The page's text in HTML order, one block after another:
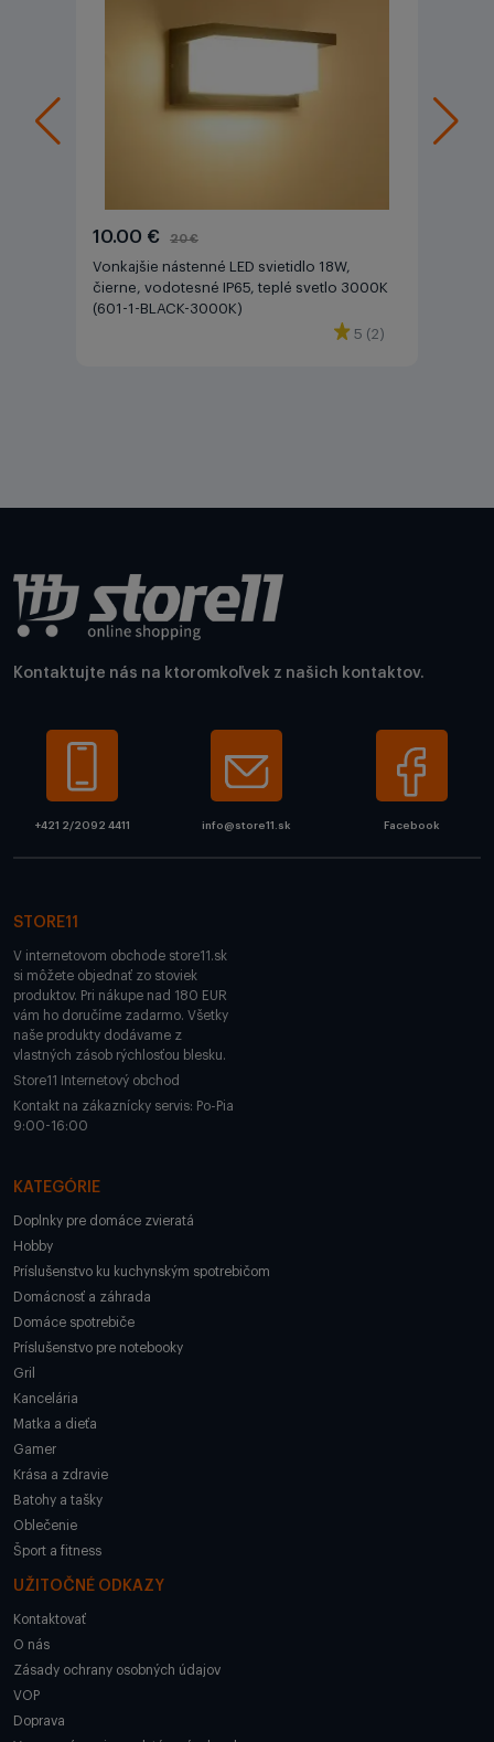
10.00 € 20 €
Vonkajšie nástenné LED svietidlo 18W,
čierne, vodotesné IP65, teplé svetlo 3000K
(601-1-BLACK-3000K)
5 (2)
Kontaktujte nás na ktoromkoľvek z našich kontaktov.
+421 2/2092 4411 info@store11.sk Facebook
STORE11
V internetovom obchode store11.sk
si môžete objednať zo stoviek
produktov. Pri nákupe nad 180 EUR
vám ho doručíme zadarmo. Všetky
naše produkty dodávame z
vlastných zásob rýchlosťou blesku.
Store11 Internetový obchod
Kontakt na zákaznícky servis: Po-Pia
9:00-16:00
KATEGÓRIE
Doplnky pre domáce zvieratá
Hobby
Príslušenstvo ku kuchynským spotrebičom
Domácnosť a záhrada
Domáce spotrebiče
Príslušenstvo pre notebooky
Gril
Kancelária
Matka a dieťa
Gamer
Krása a zdravie
Batohy a tašky
Oblečenie
Šport a fitness
UŽITOČNÉ ODKAZY
Kontaktovať
O nás
Zásady ochrany osobných údajov
VOP
Doprava